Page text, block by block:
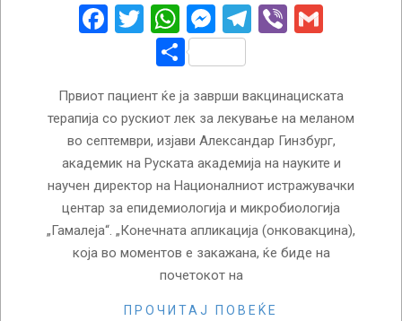
Facebook
Twitter
WhatsApp
Messenger
Telegram
Viber
Share
Првиот пациент ќе ја заврши вакцинациската
терапија со рускиот лек за лекување на меланом
во септември, изјави Александар Гинзбург,
академик на Руската академија на науките и
научен директор на Националниот истражувачки
центар за епидемиологија и микробиологија
„Гамалеја“. „Конечната апликација (онковакцина),
која во моментов е закажана, ќе биде на
почетокот на
ПРОЧИТАЈ ПОВЕЌЕ